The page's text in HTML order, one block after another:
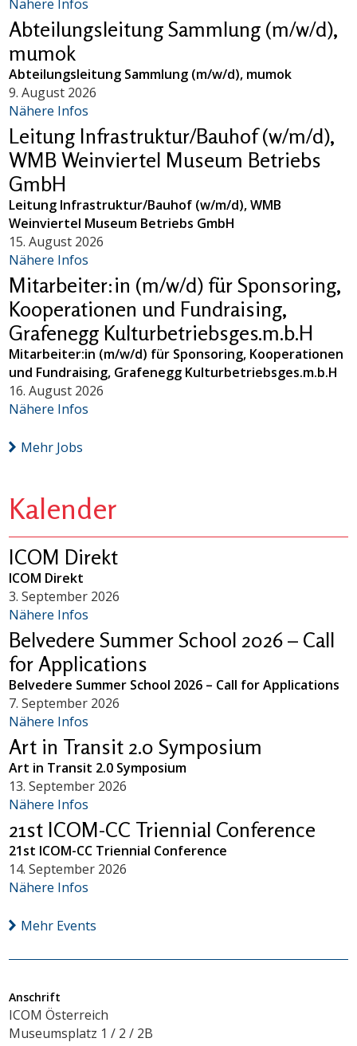
Nähere Infos
Abteilungsleitung Sammlung (m/w/d),
mumok
Abteilungsleitung Sammlung (m/w/d), mumok
9. August 2026
Nähere Infos
Leitung Infrastruktur/Bauhof (w/m/d),
WMB Weinviertel Museum Betriebs
GmbH
Leitung Infrastruktur/Bauhof (w/m/d), WMB
Weinviertel Museum Betriebs GmbH
15. August 2026
Nähere Infos
Mitarbeiter:in (m/w/d) für Sponsoring,
Kooperationen und Fundraising,
Grafenegg Kulturbetriebsges.m.b.H
Mitarbeiter:in (m/w/d) für Sponsoring, Kooperationen
und Fundraising, Grafenegg Kulturbetriebsges.m.b.H
16. August 2026
Nähere Infos
Mehr Jobs
Kalender
ICOM Direkt
ICOM Direkt
3. September 2026
Nähere Infos
Belvedere Summer School 2026 – Call
for Applications
Belvedere Summer School 2026 – Call for Applications
7. September 2026
Nähere Infos
Art in Transit 2.0 Symposium
Art in Transit 2.0 Symposium
13. September 2026
Nähere Infos
21st ICOM-CC Triennial Conference
21st ICOM-CC Triennial Conference
14. September 2026
Nähere Infos
Mehr Events
Anschrift
ICOM Österreich
Museumsplatz 1 / 2 / 2B